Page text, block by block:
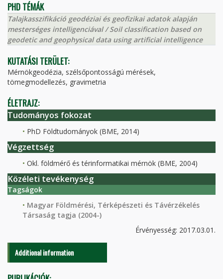
PHD TÉMÁK
Talajkasszifikáció geodéziai és geofizikai adatok alapján
mesterséges intelligenciával / Soil classification based on
geodetic and geophysical data using artificial intelligence
KUTATÁSI TERÜLET:
Mérnökgeodézia, szélsőpontosságú mérések,
tömegmodellezés, gravimetria
ÉLETRAJZ:
Tudományos fokozat
PhD Földtudományok (BME, 2014)
Végzettség
Okl. földmérő és térinformatikai mérnök (BME, 2004)
Közéleti tevékenység
Tagságok
Magyar Földmérési, Térképészeti és Távérzékelés
Társaság tagja (2004-)
Érvényesség: 2017.03.01.
Additional information